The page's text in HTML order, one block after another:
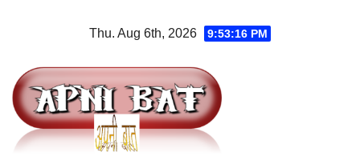
Thu. Aug 6th, 2026 9:53:17 PM